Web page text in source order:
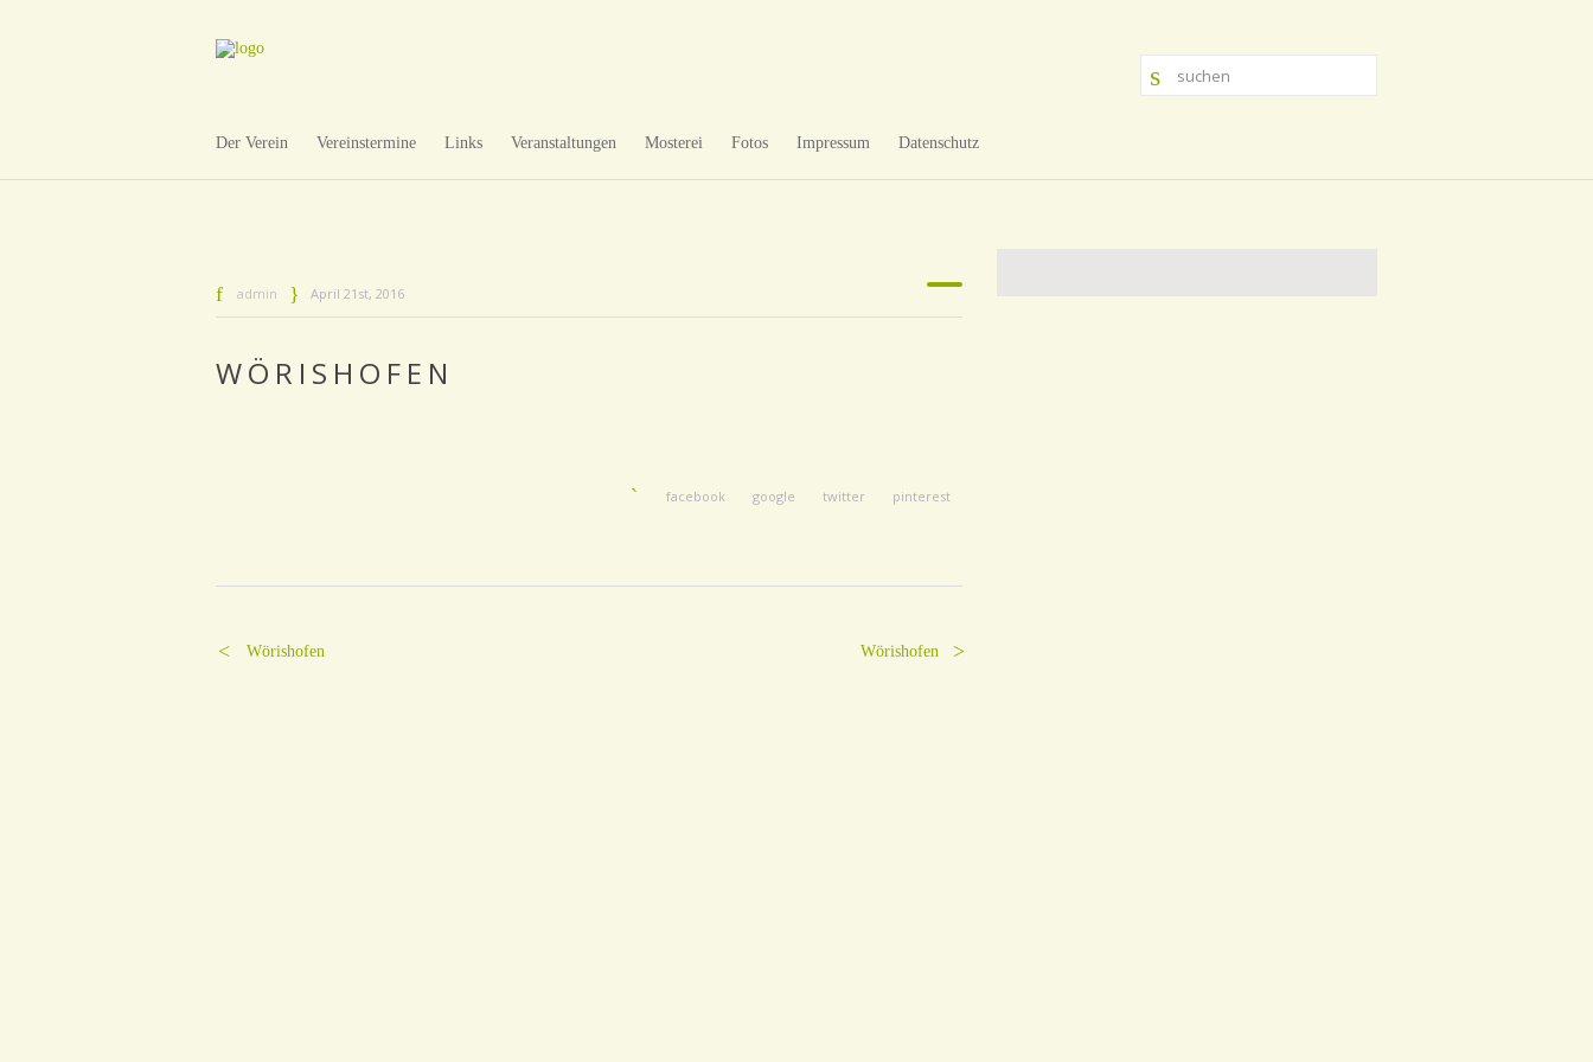
Der Verein Vereinstermine Links Veranstaltungen Mosterei Fotos Impressum Datenschutz
admin April 21st, 2016
WÖRISHOFEN
facebook google twitter pinterest
Wörishofen Wörishofen